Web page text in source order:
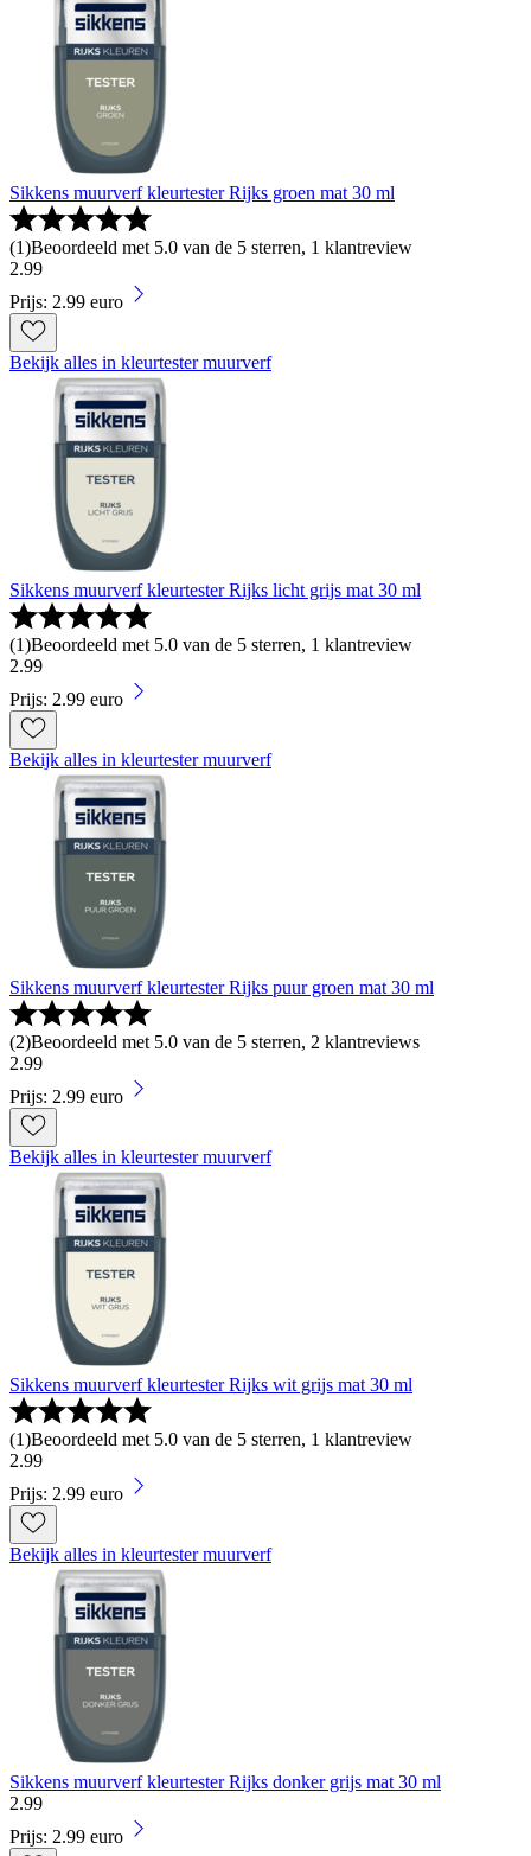
Sikkens muurverf kleurtester Rijks groen mat 30 ml
(1)Beoordeeld met 5.0 van de 5 sterren, 1 klantreview
2.99
Prijs: 2.99 euro
Bekijk alles in kleurtester muurverf
Sikkens muurverf kleurtester Rijks licht grijs mat 30 ml
(1)Beoordeeld met 5.0 van de 5 sterren, 1 klantreview
2.99
Prijs: 2.99 euro
Bekijk alles in kleurtester muurverf
Sikkens muurverf kleurtester Rijks puur groen mat 30 ml
(2)Beoordeeld met 5.0 van de 5 sterren, 2 klantreviews
2.99
Prijs: 2.99 euro
Bekijk alles in kleurtester muurverf
Sikkens muurverf kleurtester Rijks wit grijs mat 30 ml
(1)Beoordeeld met 5.0 van de 5 sterren, 1 klantreview
2.99
Prijs: 2.99 euro
Bekijk alles in kleurtester muurverf
Sikkens muurverf kleurtester Rijks donker grijs mat 30 ml
2.99
Prijs: 2.99 euro